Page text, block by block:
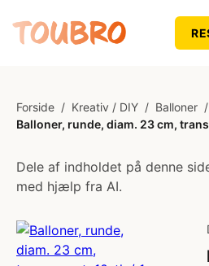
Forside / Kreativ / DIY / Balloner /
Balloner, runde, diam. 23 cm,
Dele af indholdet på denne
med hjælp fra AI.